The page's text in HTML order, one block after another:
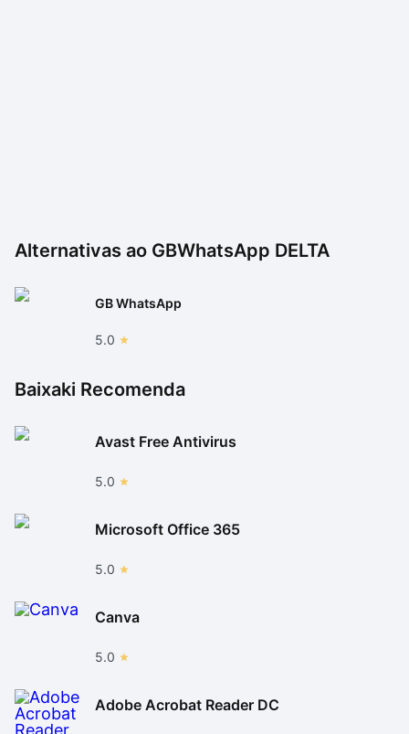
Alternativas ao GBWhatsApp DELTA
GB WhatsApp
5.0
Baixaki Recomenda
Avast Free Antivirus
5.0
Microsoft Office 365
5.0
Canva
5.0
Adobe Acrobat Reader DC